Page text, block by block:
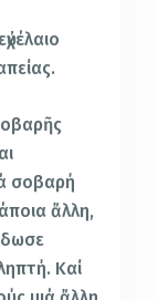
σοβαρή
ἄλλη,
Καί